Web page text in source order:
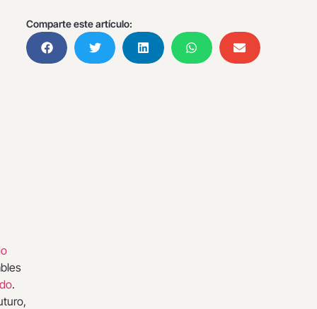
.
Comparte este artículo: